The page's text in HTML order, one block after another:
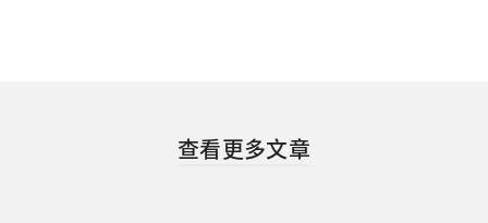
查看更多文章